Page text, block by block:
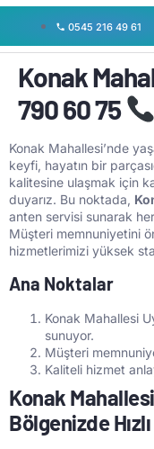
0545 216 49 61
Konak
790 60 75
Konak Mahallesi’nde
keyfi, hayatın bir
kalitesine ulaşmak için
duyarız. Bu noktada,
anten servisi sunarak
Müşteri memnuniyetini
hizmetlerimizi yüksek
Ana Noktalar
Konak Mahallesi
sunuyor.
Müşteri
Kaliteli hizmet
Konak
Bölgenizde